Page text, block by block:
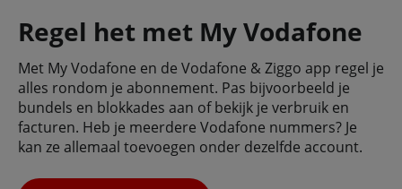
Regel het met My Vodafone
Met My Vodafone en de Vodafone & Ziggo app regel je
alles rondom je abonnement. Pas bijvoorbeeld je
bundels en blokkades aan of bekijk je verbruik en
facturen. Heb je meerdere Vodafone nummers? Je
kan ze allemaal toevoegen onder dezelfde account.